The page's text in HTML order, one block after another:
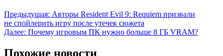
Предыдущая: Авторы Resident Evil 9: Requiem призвали
не спойлерить игру после утечек сюжета
Далее: Почему игровым ПК нужно больше 8 ГБ VRAM?
Похожие новости